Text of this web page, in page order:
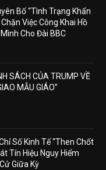
Bố “Tình Trạng Khẩn
Việc Công Khai Hồ
Cho Đài BBC
SÁCH CỦA TRUMP VỀ
MẪU GIÁO”
Số Kinh Tế “Then Chốt
Tín Hiệu Nguy Hiểm
Giữa Kỳ